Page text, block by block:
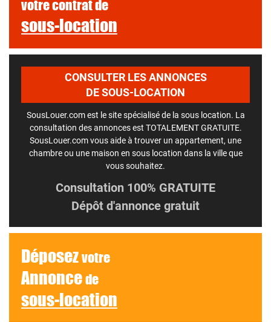
votre contrat de
sous-location
CONSULTER LES ANNONCES
DE SOUS-LOCATION
SousLouer.com est le site spécialisé de la sous location. La
consultation des annonces est TOTALEMENT GRATUITE.
SousLouer.com vous aide à trouver un appartement, une
chambre ou une maison en sous location dans la ville que
vous souhaitez.
Consultation 100% GRATUITE
Dépôt d'annonce gratuit
Déposezvotre
Annoncede
sous-location